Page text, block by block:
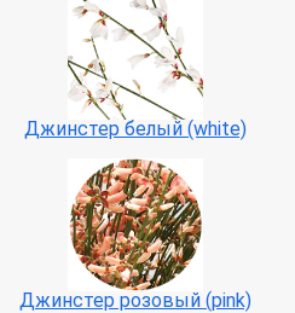
Джинстер белый (white)
Джинстер розовый (pink)